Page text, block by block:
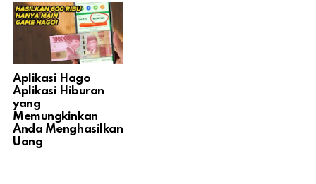
Aplikasi Hago
Aplikasi Hiburan
yang
Memungkinkan
Anda Menghasilkan
Uang